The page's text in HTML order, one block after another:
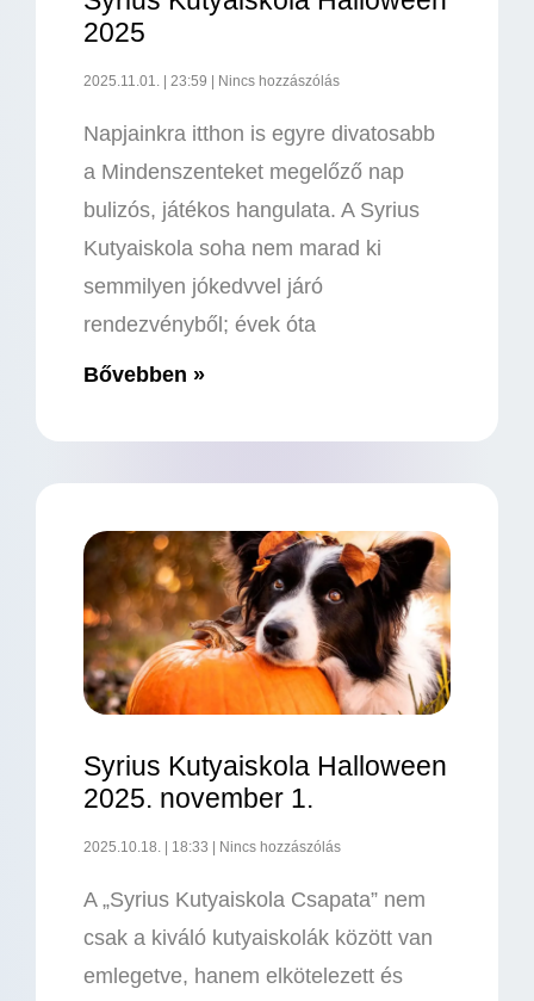
2025
2025.11.01. 23:59 Nincs hozzászólás
Napjainkra itthon is egyre divatosabb
a Mindenszenteket megelőző nap
bulizós, játékos hangulata. A Syrius
Kutyaiskola soha nem marad ki
semmilyen jókedvvel járó
rendezvényből; évek óta
Bővebben »
Syrius Kutyaiskola Halloween
2025. november 1.
2025.10.18. 18:33 Nincs hozzászólás
A „Syrius Kutyaiskola Csapata” nem
csak a kiváló kutyaiskolák között van
emlegetve, hanem elkötelezett és